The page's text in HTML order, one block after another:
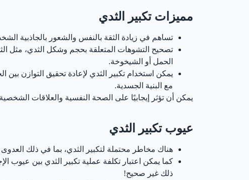
مميزات تكبير الثدي
تساهم في زيادة الثقة بالنفس والشعور بالجاذبية
تصحيح التشوهات المتعلقة بحجم وشكل الثدي، مثل
الحمل أو الشيخوخة.
يمكن استخدام تكبير الثدي لإعادة تحقيق التوازن
مع البنية الجسدية.
يمكن أن تؤثر إيجابيًا على الصحة النفسية والعلاقات
عيوب تكبير الثدي
هناك مخاطر محتملة لتكبير الثدي، بما في ذلك
كما يمكن اعتبار تكلفة عملية تكبير الثدي بين عيوب
ذلك غير صحيح!